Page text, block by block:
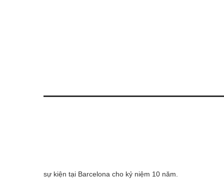
sự kiện tại Barcelona cho kỷ niệm 10 năm.